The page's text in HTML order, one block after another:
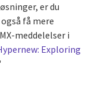
er du
få mere
meddelelser i
Exploring